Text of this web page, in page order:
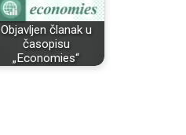
Objavljen članak u
časopisu
„Economies“